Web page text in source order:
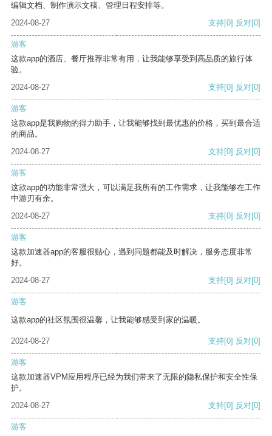
编辑文档、制作演示文稿、管理日程安排等。
2024-08-27
支持[0] 反对[0]
游客
这款app的酒店、餐厅推荐非常有用，让我能够享受到高品质的旅行体
验。
2024-08-27
支持[0] 反对[0]
游客
这款app是我购物的得力助手，让我能够找到最优惠的价格，买到最合适
的商品。
2024-08-27
支持[0] 反对[0]
游客
这款app的功能非常强大，可以满足我所有的工作需求，让我能够在工作
中游刃有余。
2024-08-27
支持[0] 反对[0]
游客
这款加速器app的客服很贴心，遇到问题都能及时解决，服务态度非常
好。
2024-08-27
支持[0] 反对[0]
游客
这款app的社区氛围很温馨，让我能够感受到家的温暖。
2024-08-27 支持[0] 反对[0]
游客
这款加速器VPM应用程序已经为我们带来了无限的隐私保护和安全性保
护。
2024-08-27
支持[0] 反对[0]
游客